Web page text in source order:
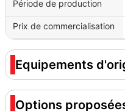
Période de production
Prix de commercialisation
Equipements
Options